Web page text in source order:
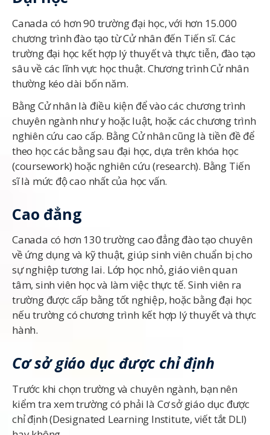
Canada có hơn 90 trường đại học, với hơn 15.000
chương trình đào tạo từ Cử nhân đến Tiến sĩ. Các
trường đại học kết hợp lý thuyết và thực tiễn, đào tạo
sâu về các lĩnh vực học thuật. Chương trình Cử nhân
thường kéo dài bốn năm.
Bằng Cử nhân là điều kiện để vào các chương trình
chuyên ngành như y hoặc luật, hoặc các chương trình
nghiên cứu cao cấp. Bằng Cử nhân cũng là tiền đề để
theo học các bằng sau đại học, dựa trên khóa học
(coursework) hoặc nghiên cứu (research). Bằng Tiến
sĩ là mức độ cao nhất của học vấn.
Cao đẳng
Canada có hơn 130 trường cao đẳng đào tạo chuyên
về ứng dụng và kỹ thuật, giúp sinh viên chuẩn bị cho
sự nghiệp tương lai. Lớp học nhỏ, giáo viên quan
tâm, sinh viên học và làm việc thực tế. Sinh viên ra
trường được cấp bằng tốt nghiệp, hoặc bằng đại học
nếu trường có chương trình kết hợp lý thuyết và thực
hành.
Cơ sở giáo dục được chỉ định
Trước khi chọn trường và chuyên ngành, bạn nên
kiểm tra xem trường có phải là Cơ sở giáo dục được
chỉ định (Designated Learning Institute, viết tắt DLI)